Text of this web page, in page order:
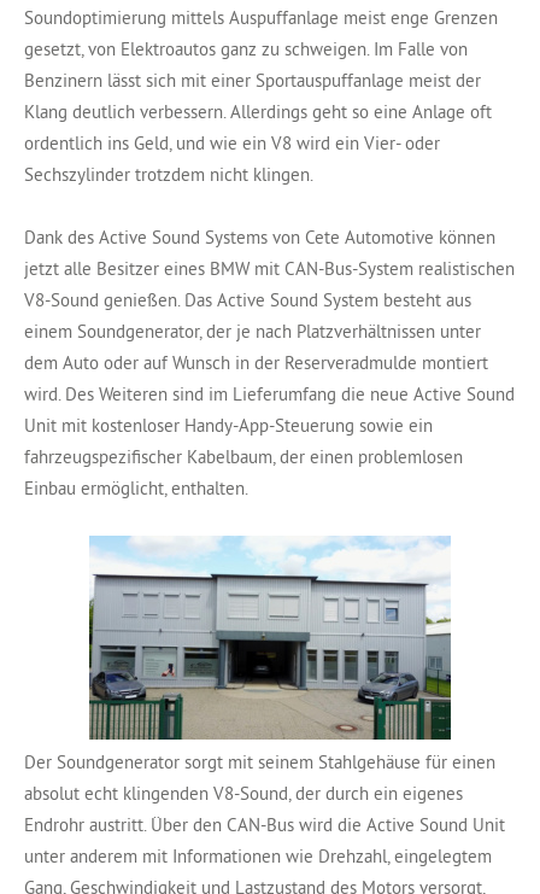
Soundoptimierung mittels Auspuffanlage meist enge Grenzen
gesetzt, von Elektroautos ganz zu schweigen. Im Falle von
Benzinern lässt sich mit einer Sportauspuffanlage meist der
Klang deutlich verbessern. Allerdings geht so eine Anlage oft
ordentlich ins Geld, und wie ein V8 wird ein Vier- oder
Sechszylinder trotzdem nicht klingen.
Dank des Active Sound Systems von Cete Automotive können
jetzt alle Besitzer eines BMW mit CAN-Bus-System realistischen
V8-Sound genießen. Das Active Sound System besteht aus
einem Soundgenerator, der je nach Platzverhältnissen unter
dem Auto oder auf Wunsch in der Reserveradmulde montiert
wird. Des Weiteren sind im Lieferumfang die neue Active Sound
Unit mit kostenloser Handy-App-Steuerung sowie ein
fahrzeugspezifischer Kabelbaum, der einen problemlosen
Einbau ermöglicht, enthalten.
Der Soundgenerator sorgt mit seinem Stahlgehäuse für einen
absolut echt klingenden V8-Sound, der durch ein eigenes
Endrohr austritt. Über den CAN-Bus wird die Active Sound Unit
unter anderem mit Informationen wie Drehzahl, eingelegtem
Gang, Geschwindigkeit und Lastzustand des Motors versorgt,